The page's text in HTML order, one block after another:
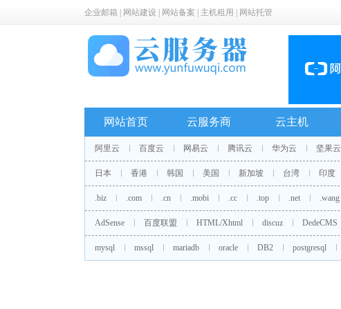
企业邮箱 网站建设 网站备案 主机租用 网站托管
网站首页 云服务商 云主机
阿里云 百度云 网易云 腾讯云 华为云 坚果云
日本 香港 韩国 美国 新加坡 台湾 印度
.biz .com .cn .mobi .cc .top .net .wang
AdSense 百度联盟 HTML/Xhtml discuz DedeCMS
mysql mssql mariadb oracle DB2 postgresql